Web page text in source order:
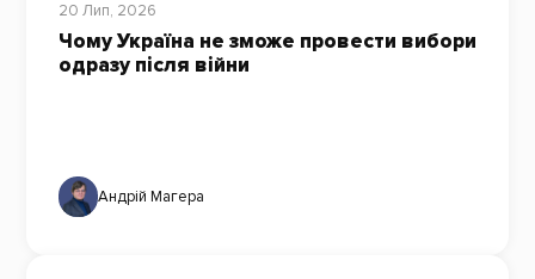
20 Лип, 2026
Чому Україна не зможе провести вибори
одразу після війни
Андрій Магера